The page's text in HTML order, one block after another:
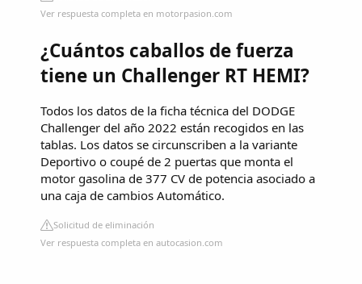
Ver respuesta completa en motorpasion.com
¿Cuántos caballos de fuerza
tiene un Challenger RT HEMI?
Todos los datos de la ficha técnica del DODGE
Challenger del año 2022 están recogidos en las
tablas. Los datos se circunscriben a la variante
Deportivo o coupé de 2 puertas que monta el
motor gasolina de 377 CV de potencia asociado a
una caja de cambios Automático.
Solicitud de eliminación
Ver respuesta completa en autocasion.com